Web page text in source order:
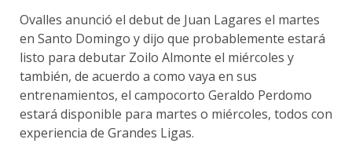
Ovalles anunció el debut de Juan Lagares el martes
en Santo Domingo y dijo que probablemente estará
listo para debutar Zoilo Almonte el miércoles y
también, de acuerdo a como vaya en sus
entrenamientos, el campocorto Geraldo Perdomo
estará disponible para martes o miércoles, todos con
experiencia de Grandes Ligas.